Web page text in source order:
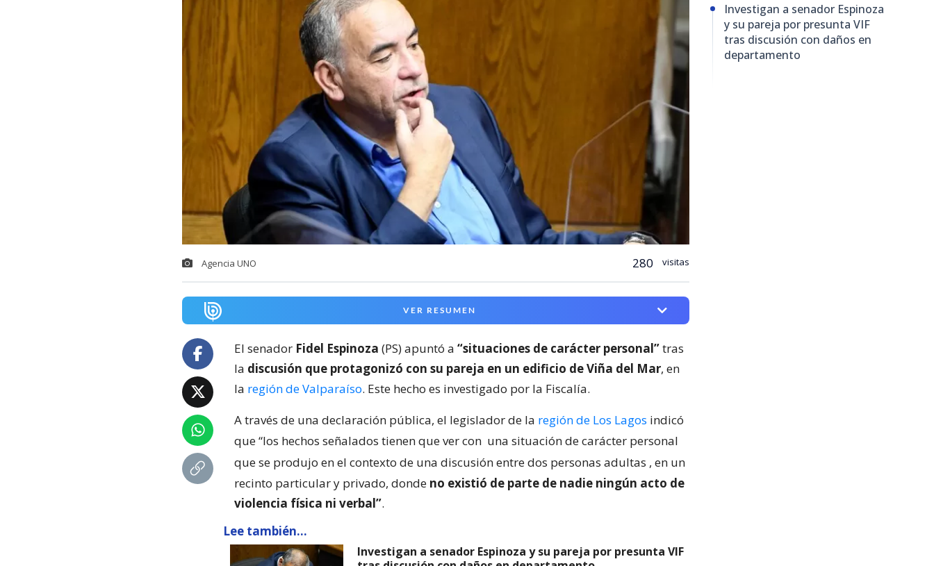
Agencia UNO 280 visitas
VER RESUMEN
El senador Fidel Espinoza (PS) apuntó a “situaciones de carácter personal”tras
la discusión que protagonizó con su pareja en un edificio de Viña del Mar, en
la región de Valparaíso. Este hecho es investigado por la Fiscalía.
A través de una declaración pública, el legislador de la región de Los Lagos indicó
que “los hechos señalados tienen que ver con una situación de carácter personal
que se produjo en el contexto de una discusión entre dos personas adultas , en un
recinto particular y privado, donde no existió de parte de nadie ningún acto de
violencia física ni verbal”.
Lee también...
Investigan a senador Espinoza y su pareja por presunta VIF
Investigan a senador Espinoza
y su pareja por presunta VIF
tras discusión con daños en
departamento